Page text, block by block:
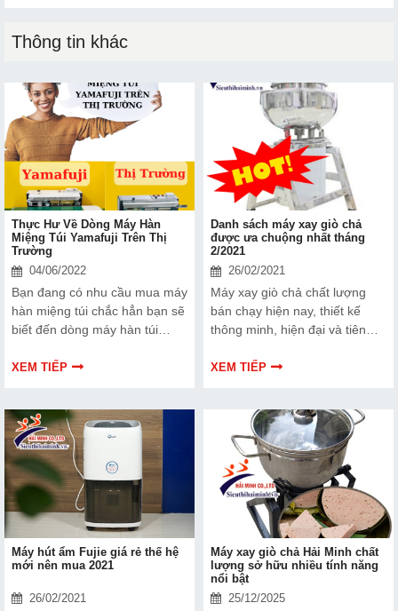
Thông tin khác
Thực Hư Về Dòng Máy Hàn
Miệng Túi Yamafuji Trên Thị
Trường
04/06/2022
Bạn đang có nhu cầu mua máy
hàn miệng túi chắc hẳn bạn sẽ
biết đến dòng máy hàn túi
Yamafuji là thương hiệu thế
lượng, nguồn gốc xuất xứ của
sản phẩm ra sao?
XEM TIẾP
Danh sách máy xay giò chả
được ưa chuộng nhất tháng
2/2021
26/02/2021
Máy xay giò chả chất lượng
bán chạy hiện nay, thiết kế
thông minh, hiện đại và tiên
cầu của người sử dụng.
XEM TIẾP
Máy hút ẩm Fujie giá rẻ thế hệ
mới nên mua 2021
26/02/2021
Máy xay giò chả Hải Minh chất
lượng sở hữu nhiều tính năng
nổi bật
25/12/2025